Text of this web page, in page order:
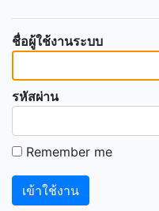
ชื่อผู้ใช้งานระบบ
รหัสผ่าน
Remember me